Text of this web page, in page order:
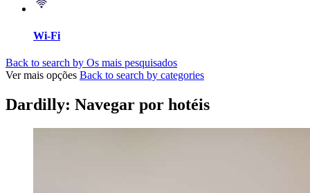
Wi-Fi
Back to search by Os mais pesquisados
Ver mais opções Back to search by categories
Dardilly: Navegar por hotéis